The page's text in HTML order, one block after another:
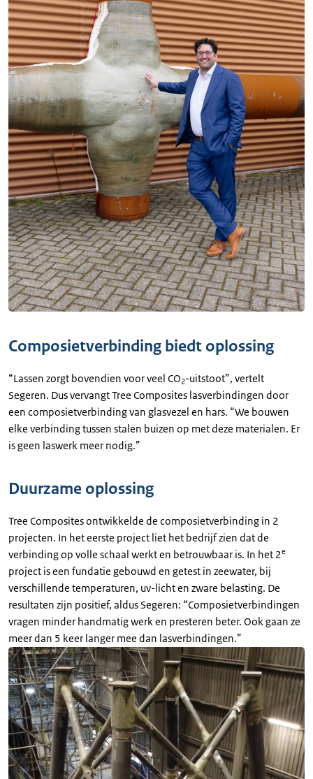
Composietverbinding biedt oplossing
“Lassen zorgt bovendien voor veel CO2-uitstoot”, vertelt
Segeren. Dus vervangt Tree Composites lasverbindingen door
een composietverbinding van glasvezel en hars. “We bouwen
elke verbinding tussen stalen buizen op met deze materialen. Er
is geen laswerk meer nodig.”
Duurzame oplossing
Tree Composites ontwikkelde de composietverbinding in 2
projecten. In het eerste project liet het bedrijf zien dat de
verbinding op volle schaal werkt en betrouwbaar is. In het 2e
project is een fundatie gebouwd en getest in zeewater, bij
verschillende temperaturen, uv-licht en zware belasting. De
resultaten zijn positief, aldus Segeren: “Composietverbindingen
vragen minder handmatig werk en presteren beter. Ook gaan ze
meer dan 5 keer langer mee dan lasverbindingen.”